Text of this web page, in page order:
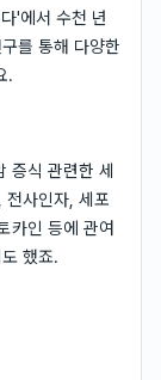
'에서 수천 년
를 통해 다양한
.
증식 관련한 세
전사인자, 세포
카인 등에 관여
했죠.